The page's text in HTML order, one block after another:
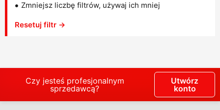
Zmniejsz liczbę filtrów, używaj ich mniej
Resetuj filtr →
Czy jesteś profesjonalnym
sprzedawcą?
Utwórz
konto